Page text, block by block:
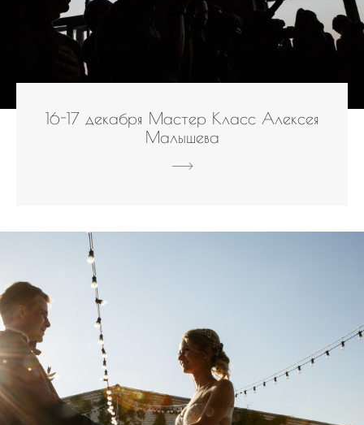
16-17 декабря Мастер Класс Алексея
Малышева